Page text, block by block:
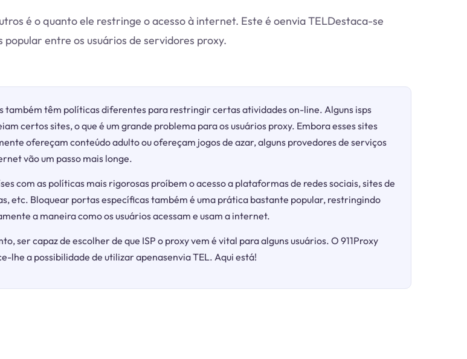
é o quanto ele restringe o acesso à internet. Este é oenvia TELDestaca-se
popular entre os usuários de servidores proxy.
também têm políticas diferentes para restringir certas atividades on-line. Alguns isps
certos sites, o que é um grande problema para os usuários proxy. Embora esses sites
ofereçam conteúdo adulto ou ofereçam jogos de azar, alguns provedores de serviços
vão um passo mais longe.
com as políticas mais rigorosas proíbem o acesso a plataformas de redes sociais, sites de
etc. Bloquear portas específicas também é uma prática bastante popular, restringindo
a maneira como os usuários acessam e usam a internet.
ser capaz de escolher de que ISP o proxy vem é vital para alguns usuários. O 911Proxy
lhe a possibilidade de utilizar apenasenvia TEL. Aqui está!